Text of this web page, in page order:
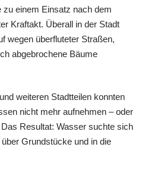
einem Einsatz nach dem
Kraftakt. Überall in der Stadt
wegen überfluteter Straßen,
abgebrochene Bäume
weiteren Stadtteilen konnten
nicht mehr aufnehmen – oder
Resultat: Wasser suchte sich
Grundstücke und in die